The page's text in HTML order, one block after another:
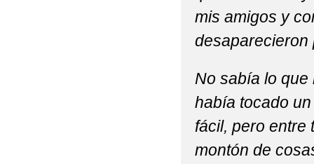
mis amigos y
desaparecieron
No sabía lo
había tocado
fácil, pero entre
montón de